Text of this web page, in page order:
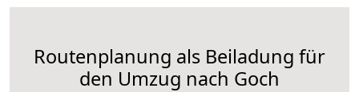
Routenplanung als Beiladung für
den Umzug nach Goch